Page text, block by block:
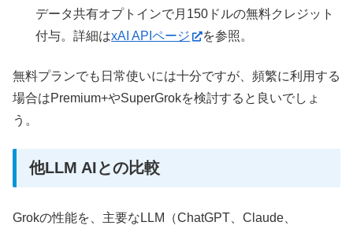
データ共有オプトインで月150ドルの無料クレジット
付与。詳細はxAI APIページ を参照。
無料プランでも日常使いには十分ですが、頻繁に利用する
場合はPremium+やSuperGrokを検討すると良いでしょ
う。
他LLM AIとの比較
Grokの性能を、主要なLLM（ChatGPT、Claude、